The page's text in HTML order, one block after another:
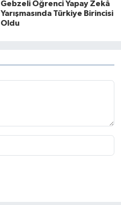
Gebzeli Öğrenci Yapay Zekâ
Yarışmasında Türkiye Birincisi
Oldu